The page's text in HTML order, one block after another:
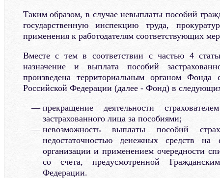
Таким образом, в случае невыплаты пособий
государственную инспекцию труда,
применения к работодателям соответствующих
Вместе с тем в соответствии с частью 4
назначение и выплата пособий
произведена территориальным органом Фонда
Российской Федерации (далее - Фонд) в
прекращение деятельности
застрахованного лица за пособиями;
невозможность выплаты пособий
недостаточностью денежных средств
организации и применением очередности
со счета, предусмотренной
Федерации.